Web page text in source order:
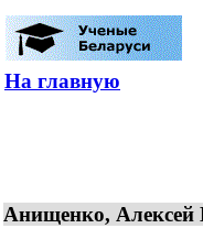
На главную
Анищенко, Алексей